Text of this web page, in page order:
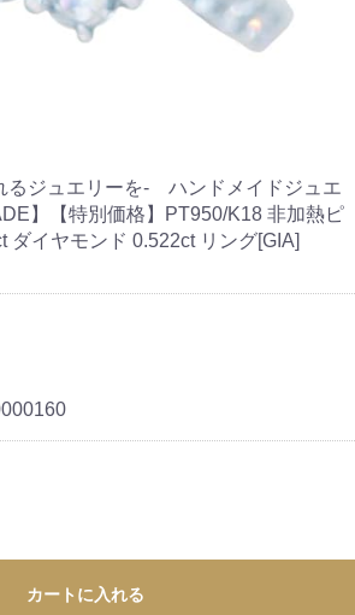
るジュエリーを- ハンドメイドジュエ
】【特別価格】PT950/K18 非加熱ピ
ダイヤモンド 0.522ct リング[GIA]
カートに入れる